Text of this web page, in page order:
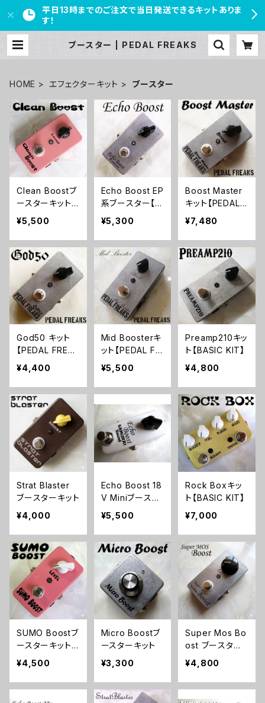
平日13時までのご注文で当日発送できるキットありま
す！
ブースター | PEDAL FREAKS
HOME エフェクターキット ブースター
Clean Boostブ
ースターキット
【BASIC KIT】
¥5,500
Echo Boost EP
系ブースター【B
ASIC KIT】
¥5,300
Boost Master
キット【PEDAL F
REAKS】
¥7,480
God50 キット
【PEDAL FREAK
S】
¥4,400
Mid Boosterキ
ット【PEDAL FR
EAKS】
¥5,500
Preamp210キッ
ト【BASIC KIT】
¥4,800
Strat Blaster
ブースターキット
¥4,000
Echo Boost 18
V Miniブースタ
ー【BASIC KIT】
¥5,500
Rock Boxキッ
ト【BASIC KIT】
¥7,000
SUMO Boostブ
ースターキット
【BASIC KIT】
¥4,500
Micro Boostブ
ースターキット
¥3,300
Super Mos Bo
ost ブースター
キット【BASIC K
IT】
¥4,800